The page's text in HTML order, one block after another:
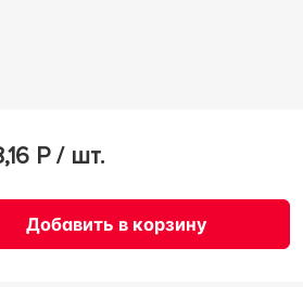
Р / шт.
Добавить в корзину